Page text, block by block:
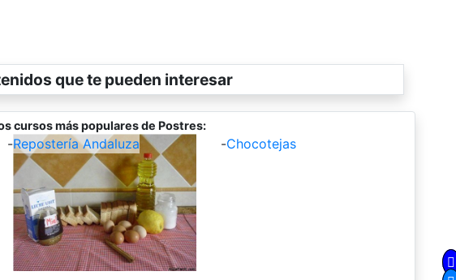
que te pueden interesar
cursos más populares de Postres:
-Repostería Andaluza -Chocotejas